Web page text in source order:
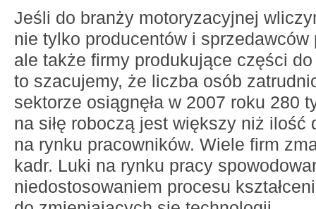
Jeśli do branży motoryzacyjnej
nie tylko producentów i sprzedawców
ale także firmy produkujące części
to szacujemy, że liczba osób
sektorze osiągnęła w 2007 roku 280
na siłę roboczą jest większy niż ilość
na rynku pracowników. Wiele firm
kadr. Luki na rynku pracy
niedostosowaniem procesu